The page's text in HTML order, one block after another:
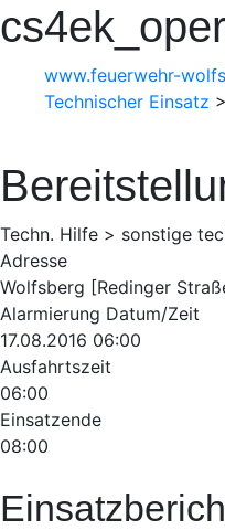
www.feuerwehr-
Technischer Einsatz >
Techn. Hilfe > sonstige
Adresse
Wolfsberg [Redinger
Alarmierung Datum/Zeit
17.08.2016 06:00
Ausfahrtszeit
06:00
Einsatzende
08:00